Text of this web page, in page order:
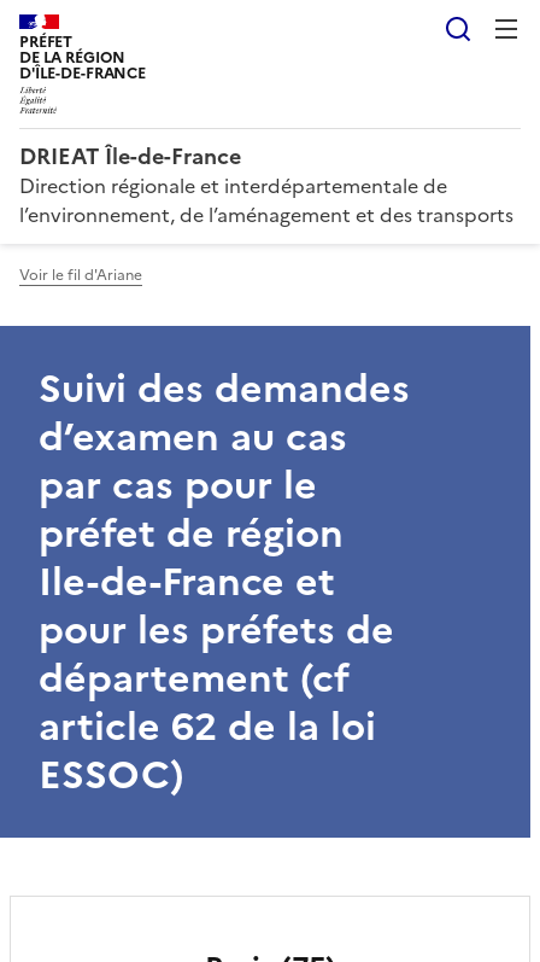
PRÉFET
DE LA RÉGION
D'ÎLE-DE-FRANCE
DRIEAT Île-de-France
Direction régionale et interdépartementale de
l’environnement, de l’aménagement et des transports
Voir le fil d'Ariane
Suivi des demandes
d’examen au cas
par cas pour le
préfet de région
Ile-de-France et
pour les préfets de
département (cf
article 62 de la loi
ESSOC)